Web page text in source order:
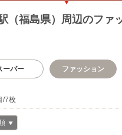
（福島県）周辺のファ
ーパー ファッション
/7枚